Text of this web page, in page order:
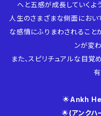
へと五感が成長していくよ
人生のさまざまな側面におい
な感情にふりまわされること
ンが変わ
また、スピリチュアルな目覚
有
🌟Ankh
🌟(アンクハ